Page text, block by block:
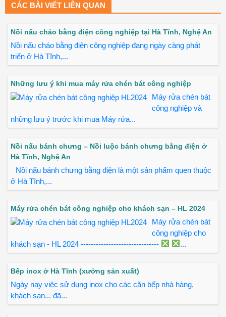
CÁC BÀI VIẾT LIÊN QUAN
Nồi nấu cháo bằng điện công nghiệp tại Hà Tĩnh, Nghệ An
Nồi nấu cháo bằng điện công nghiệp đang ngày càng phát
triển ở Hà Tĩnh,...
Những lưu ý khi mua máy rửa chén bát công nghiệp
Máy rửa chén bát
công nghiệp và
những lưu ý trước khi mua Máy rửa...
Nồi nấu bánh chưng – Nồi luộc bánh chưng bằng điện ở
Hà Tĩnh, Nghệ An
Nồi nấu bánh chưng bằng điện là một sản phẩm quen thuộc
ở Hà Tĩnh,...
Máy rửa chén bát công nghiệp cho khách sạn – HL 2024
Máy rửa chén bát
công nghiệp cho
khách sạn - HL 2024 -------------------------------
...
Bếp inox ở Hà Tĩnh (xưởng sản xuất)
Ngày nay việc sử dụng inox cho các căn bếp nhà hàng,
khách sạn... đã...